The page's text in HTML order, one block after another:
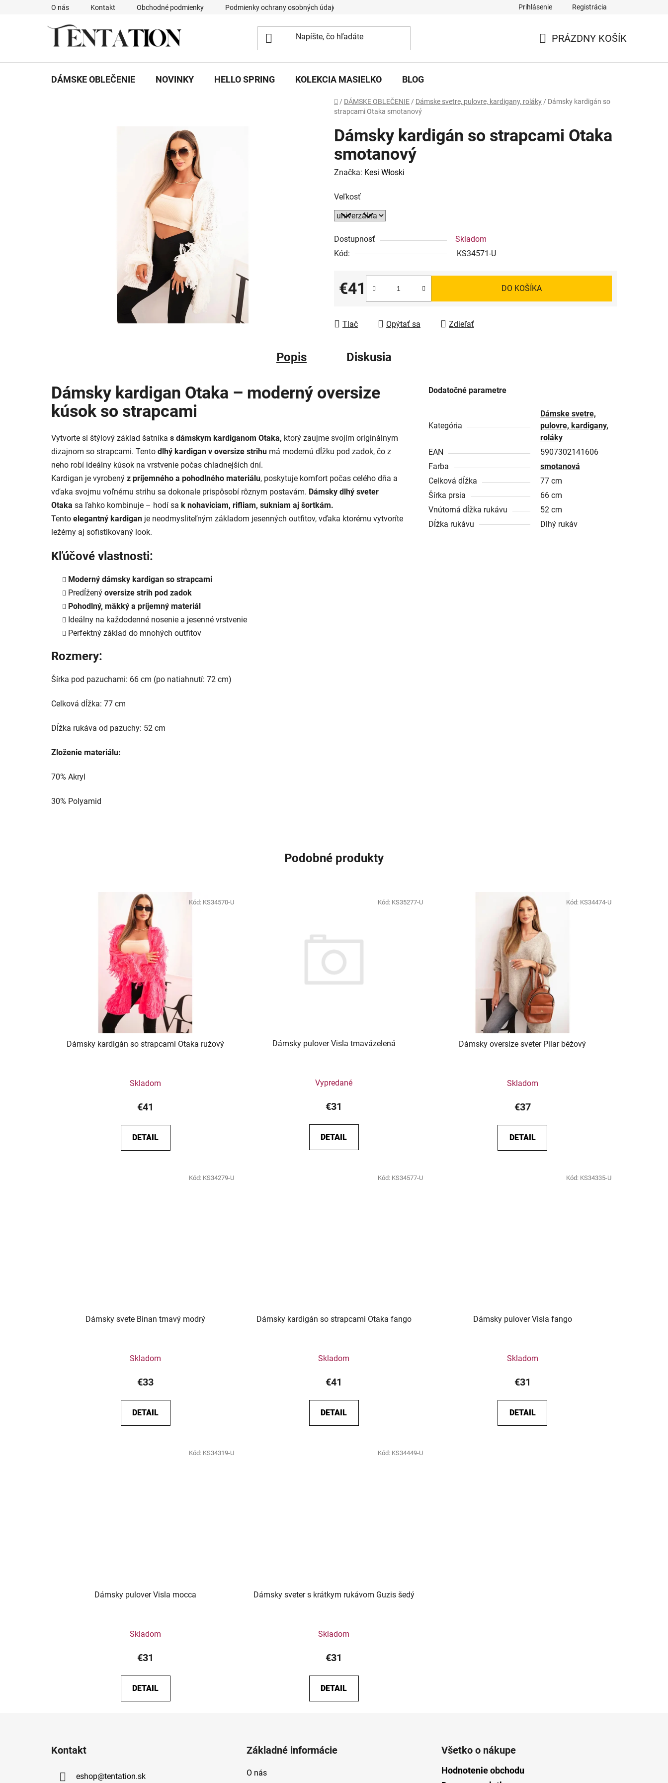
O nás Kontakt Obchodné podmienky Podmienky ochrany osobných údajov Prihlásenie Registrácia
PRÁZDNY KOŠÍK
DÁMSKE OBLEČENIE NOVINKY HELLO SPRING KOLEKCIA MASIELKO BLOG
Domov
/ DÁMSKE OBLEČENIE / Dámske svetre, pulovre, kardigany, roláky / Dámsky kardigán so
strapcami Otaka smotanový
Dámsky kardigán so strapcami Otaka
smotanový
Značka: Kesi Włoski
Veľkosť
Dostupnosť
Skladom
Kód:
KS34571-U
€41
Jednotková cena:
DO KOŠÍKA
Tlač Opýtať sa Zdieľať
Popis Diskusia
Dámsky kardigan Otaka – moderný oversize
kúsok so strapcami
Vytvorte si štýlový základ šatníka s dámskym kardiganom Otaka, ktorý zaujme svojím originálnym
dizajnom so strapcami. Tento dlhý kardigan v oversize strihu má modernú dĺžku pod zadok, čo z
neho robí ideálny kúsok na vrstvenie počas chladnejších dní.
Kardigan je vyrobený z príjemného a pohodlného materiálu, poskytuje komfort počas celého dňa a
vďaka svojmu voľnému strihu sa dokonale prispôsobí rôznym postavám. Dámsky dlhý sveter
Otaka sa ľahko kombinuje – hodí sa k nohaviciam, rifliam, sukniam aj šortkám.
Tento elegantný kardigan je neodmysliteľným základom jesenných outfitov, vďaka ktorému vytvoríte
ležérny aj sofistikovaný look.
Kľúčové vlastnosti:
Moderný dámsky kardigan so strapcami
Predĺžený oversize strih pod zadok
Pohodlný, mäkký a príjemný materiál
Ideálny na každodenné nosenie a jesenné vrstvenie
Perfektný základ do mnohých outfitov
Rozmery:
Šírka pod pazuchami: 66 cm (po natiahnutí: 72 cm)
Celková dĺžka: 77 cm
Dĺžka rukáva od pazuchy: 52 cm
Zloženie materiálu:
70% Akryl
30% Polyamid
Dodatočné parametre
Kategória
Dámske svetre,
pulovre, kardigany,
roláky
EAN
5907302141606
Farba
smotanová
Celková dĺžka
77 cm
Šírka prsia
66 cm
Vnútorná dĺžka rukávu
52 cm
Dĺžka rukávu
Dlhý rukáv
Podobné produkty
Dámsky kardigán so strapcami Otaka ružový
Skladom
€41
DETAIL
Kód: KS34570-U
Dámsky pulover Visla tmavázelená
Vypredané
€31
DETAIL
Kód: KS35277-U
Dámsky oversize sveter Pilar béžový
Skladom
€37
DETAIL
Kód: KS34474-U
Dámsky svete Binan tmavý modrý
Skladom
€33
DETAIL
Kód: KS34279-U
Dámsky kardigán so strapcami Otaka fango
Skladom
€41
DETAIL
Kód: KS34577-U
Dámsky pulover Visla fango
Skladom
€31
DETAIL
Kód: KS34335-U
Dámsky pulover Visla mocca
Skladom
€31
DETAIL
Kód: KS34319-U
Dámsky sveter s krátkym rukávom Guzis šedý
Skladom
€31
DETAIL
Kód: KS34449-U
Kontakt
eshop@tentation.sk
Základné informácie
O nás
Všetko o nákupe
Hodnotenie obchodu